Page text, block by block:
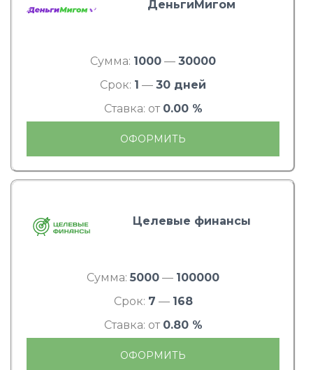
ДеньгиМигом
Сумма: 1000 — 30000
Срок: 1 — 30 дней
Ставка: от 0.00 %
ОФОРМИТЬ
Целевые финансы
Сумма: 5000 — 100000
Срок: 7 — 168
Ставка: от 0.80 %
ОФОРМИТЬ